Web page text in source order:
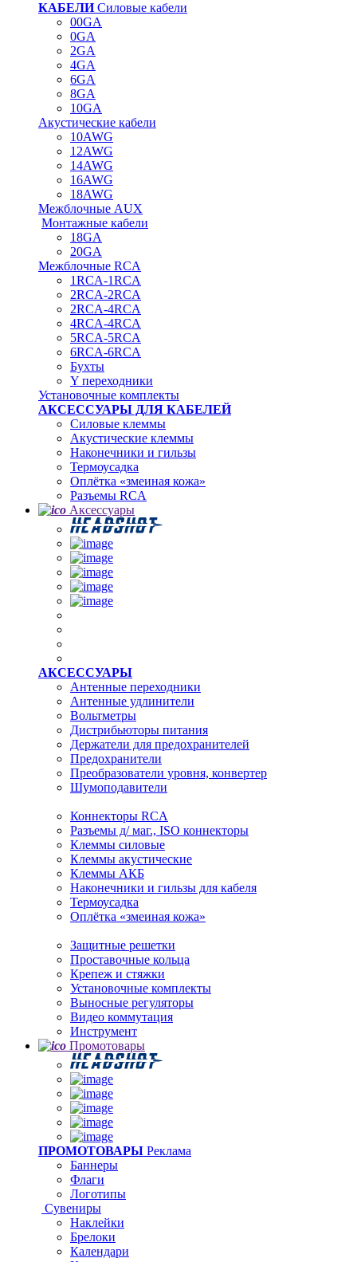
КАБЕЛИСиловые кабели
00GA
0GA
2GA
4GA
6GA
8GA
10GA
Акустические кабели
10AWG
12AWG
14AWG
16AWG
18AWG
Межблочные AUX
Монтажные кабели
18GA
20GA
Межблочные RCA
1RCA-1RCA
2RCA-2RCA
2RCA-4RCA
4RCA-4RCA
5RCA-5RCA
6RCA-6RCA
Бухты
Y переходники
Установочные комплекты
АКСЕССУАРЫ ДЛЯ КАБЕЛЕЙ
Силовые клеммы
Акустические клеммы
Наконечники и гильзы
Термоусадка
Oплётка «змеиная кожа»
Разъемы RCA
Аксессуары
АКСЕССУАРЫ
Антенные переходники
Антенные удлинители
Вольтметры
Дистрибьюторы питания
Держатели для предохранителей
Предохранители
Преобразователи уровня, конвертер
Шумоподавители
Коннекторы RCA
Разъемы д/ маг., ISO коннекторы
Клеммы силовые
Клеммы акустические
Клеммы АКБ
Наконечники и гильзы для кабеля
Термоусадка
Оплётка «змеиная кожа»
Защитные решетки
Проставочные кольца
Крепеж и стяжки
Установочные комплекты
Выносные регуляторы
Видео коммутация
Инструмент
Промотовары
ПРОМОТОВАРЫ Реклама
Баннеры
Флаги
Логотипы
Сувениры
Наклейки
Брелоки
Календари